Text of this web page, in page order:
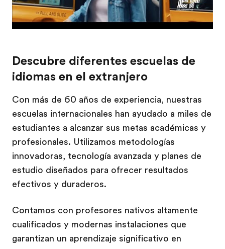
Descubre diferentes escuelas de
idiomas en el extranjero
Con más de 60 años de experiencia, nuestras
escuelas internacionales han ayudado a miles de
estudiantes a alcanzar sus metas académicas y
profesionales. Utilizamos metodologías
innovadoras, tecnología avanzada y planes de
estudio diseñados para ofrecer resultados
efectivos y duraderos.
Contamos con profesores nativos altamente
cualificados y modernas instalaciones que
garantizan un aprendizaje significativo en